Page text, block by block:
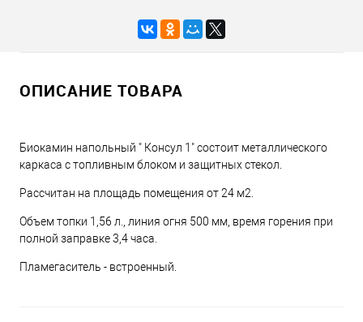
ОПИСАНИЕ ТОВАРА
Биокамин напольный " Консул 1" состоит металлического
каркаса с топливным блоком и защитных стекол.
Рассчитан на площадь помещения от 24 м2.
Объем топки 1,56 л., линия огня 500 мм, время горения при
полной заправке 3,4 часа.
Пламегаситель - встроенный.